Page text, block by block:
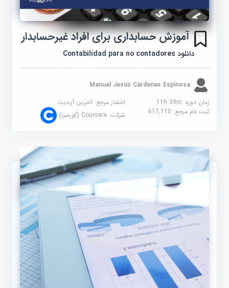
آموزش حسابداری برای افراد غیرحسابدار
دانلود Contabilidad para no contadores
Manuel Jesús Cárdenas Espinosa
زمان دوره: 11h 39m
انتشار مرجع:آخرین آپدیت
ثبت نام مرجع:617,110 شرکت:Coursera (کورسرا)